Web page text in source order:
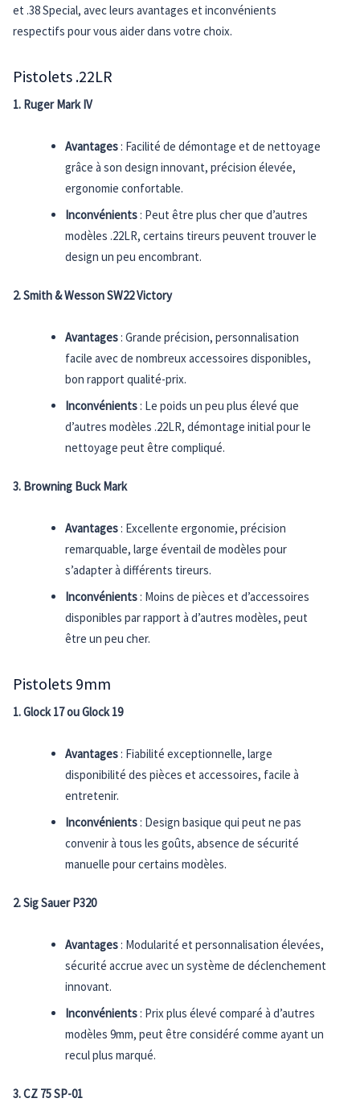
et .38 Special, avec leurs avantages et inconvénients
respectifs pour vous aider dans votre choix.
Pistolets .22LR
1. Ruger Mark IV
Avantages: Facilité de démontage et de nettoyage
grâce à son design innovant, précision élevée,
ergonomie confortable.
Inconvénients: Peut être plus cher que d’autres
modèles .22LR, certains tireurs peuvent trouver le
design un peu encombrant.
2. Smith & Wesson SW22 Victory
Avantages: Grande précision, personnalisation
facile avec de nombreux accessoires disponibles,
bon rapport qualité-prix.
Inconvénients: Le poids un peu plus élevé que
d’autres modèles .22LR, démontage initial pour le
nettoyage peut être compliqué.
3. Browning Buck Mark
Avantages: Excellente ergonomie, précision
remarquable, large éventail de modèles pour
s’adapter à différents tireurs.
Inconvénients: Moins de pièces et d’accessoires
disponibles par rapport à d’autres modèles, peut
être un peu cher.
Pistolets 9mm
1. Glock 17 ou Glock 19
Avantages: Fiabilité exceptionnelle, large
disponibilité des pièces et accessoires, facile à
entretenir.
Inconvénients: Design basique qui peut ne pas
convenir à tous les goûts, absence de sécurité
manuelle pour certains modèles.
2. Sig Sauer P320
Avantages: Modularité et personnalisation élevées,
sécurité accrue avec un système de déclenchement
innovant.
Inconvénients: Prix plus élevé comparé à d’autres
modèles 9mm, peut être considéré comme ayant un
recul plus marqué.
3. CZ 75 SP-01